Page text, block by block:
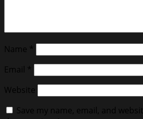
Name *
Email
*
Website
Save my name, email, and